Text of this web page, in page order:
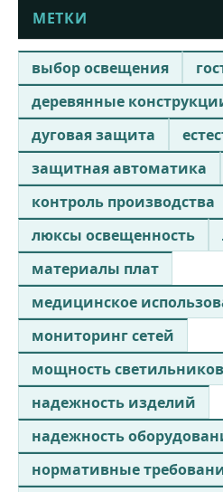
МЕТКИ
выбор освещения
деревянные
дуговая защита
защитная автоматика
контроль производства
люксы освещенность
материалы плат
медицинское
мониторинг сетей
мощность светильников
надежность изделий
надежность
нормативные